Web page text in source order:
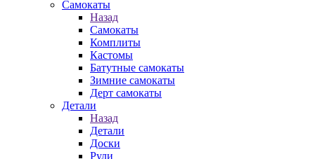
Самокаты
Назад
Самокаты
Комплиты
Кастомы
Батутные самокаты
Зимние самокаты
Дерт самокаты
Детали
Назад
Детали
Доски
Рули